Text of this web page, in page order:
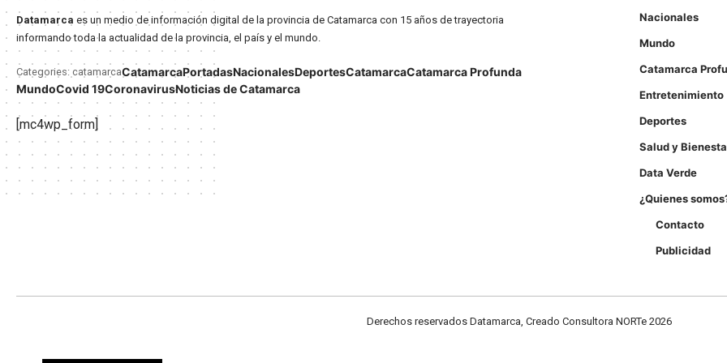
Datamarca es un medio de información digital de la provincia de Catamarca con 15 años de trayectoria
informando toda la actualidad de la provincia, el país y el mundo.
Categories: catamarcaCatamarcaPortadasNacionalesDeportesCatamarcaCatamarca Profunda
MundoCovid 19CoronavirusNoticias de Catamarca
[mc4wp_form]
Nacionales
Mundo
Catamarca
Entretenimiento
Deportes
Salud y
Data Verde
¿Quienes
Contacto
Publicidad
Derechos reservados Datamarca, Creado Consultora NORTe 2026